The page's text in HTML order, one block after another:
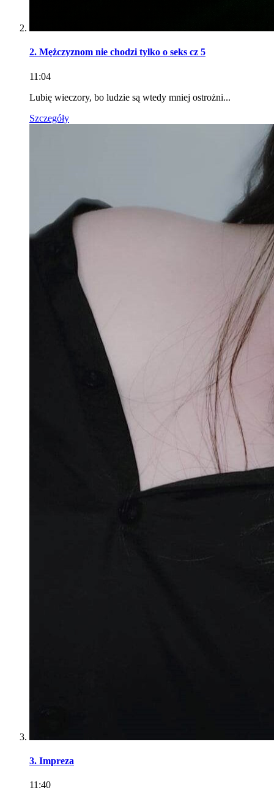
2. Mężczyznom nie chodzi tylko o seks cz 5
11:04
Lubię wieczory, bo ludzie są wtedy mniej ostrożni...
Szczegóły
3. Impreza
11:40